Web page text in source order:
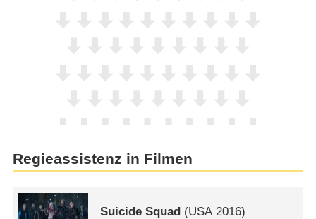
Regieassistenz in Filmen
Suicide Squad (USA 2016)